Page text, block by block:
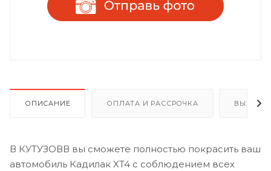
ОПИСАНИЕ ОПЛАТА И РАССРОЧКА ВЫЗОВ
В КУТУЗОВВ вы сможете полностью покрасить ваш
автомобиль Кадилак XT4 с соблюдением всех